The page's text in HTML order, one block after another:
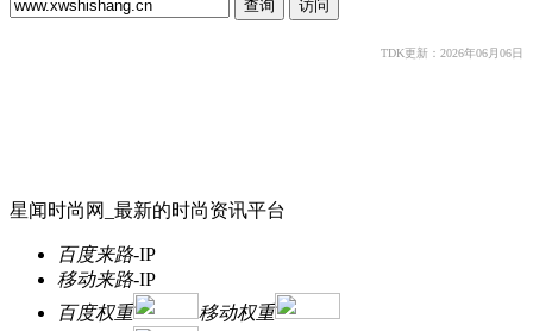
TDK更新：2026年06月06日
星闻时尚网_最新的时尚资讯平台
百度来路-IP
移动来路-IP
百度权重
移动权重